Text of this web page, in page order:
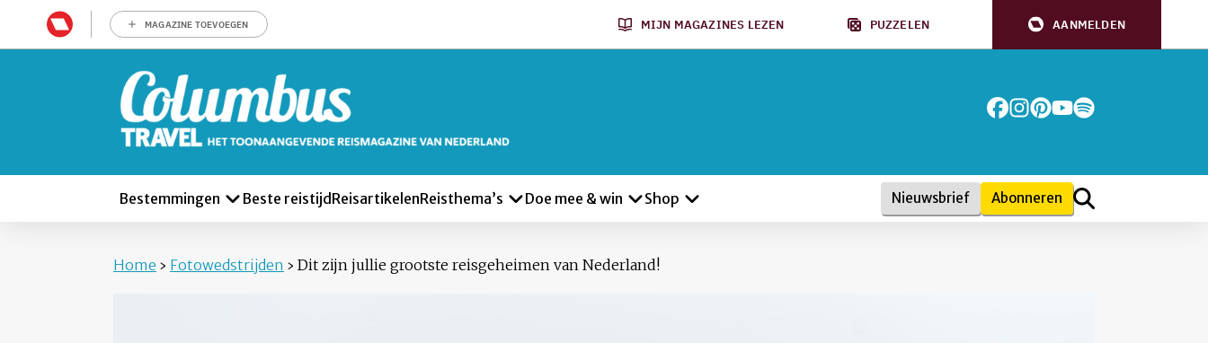
MAGAZINE TOEVOEGEN MIJN MAGAZINES LEZEN PUZZELEN AANMELDEN
Bestemmingen Beste reistijd ReisartikelenReisthema’s Doe mee & win Shop Nieuwsbrief Abonneren
Home › Fotowedstrijden › Dit zijn jullie grootste reisgeheimen van Nederland!